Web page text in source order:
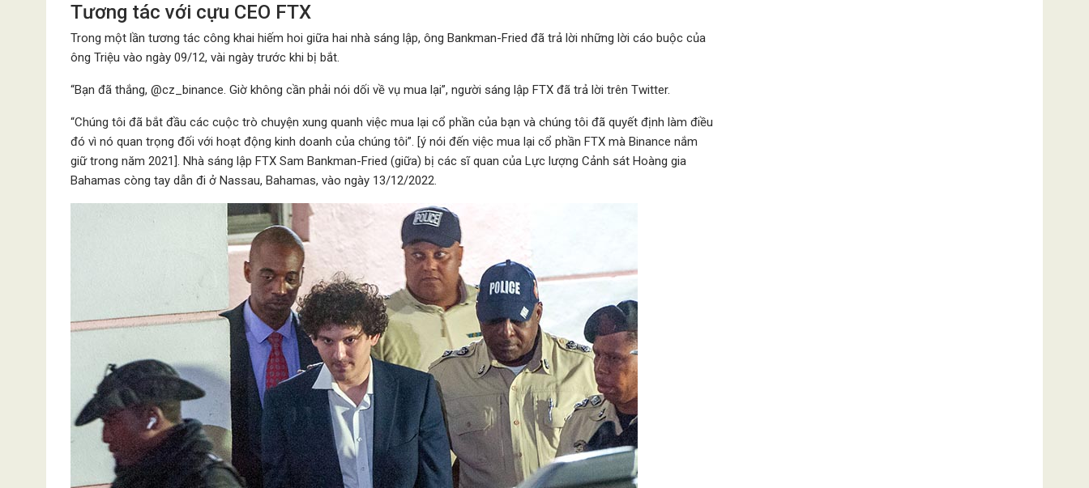
Tương tác với cựu CEO FTX
Trong một lần tương tác công khai hiếm hoi giữa hai nhà sáng lập, ông Bankman-Fried đã trả lời những lời cáo buộc của
ông Triệu vào ngày 09/12, vài ngày trước khi bị bắt.
“Bạn đã thắng, @cz_binance. Giờ không cần phải nói dối về vụ mua lại”, người sáng lập FTX đã trả lời trên Twitter.
“Chúng tôi đã bắt đầu các cuộc trò chuyện xung quanh việc mua lại cổ phần của bạn và chúng tôi đã quyết định làm điều
đó vì nó quan trọng đối với hoạt động kinh doanh của chúng tôi”. [ý nói đến việc mua lại cổ phần FTX mà Binance nắm
giữ trong năm 2021]. Nhà sáng lập FTX Sam Bankman-Fried (giữa) bị các sĩ quan của Lực lượng Cảnh sát Hoàng gia
Bahamas còng tay dẫn đi ở Nassau, Bahamas, vào ngày 13/12/2022.